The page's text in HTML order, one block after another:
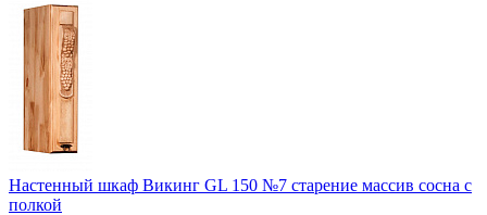
Настенный шкаф Викинг GL 150 №7 старение массив сосна с
полкой